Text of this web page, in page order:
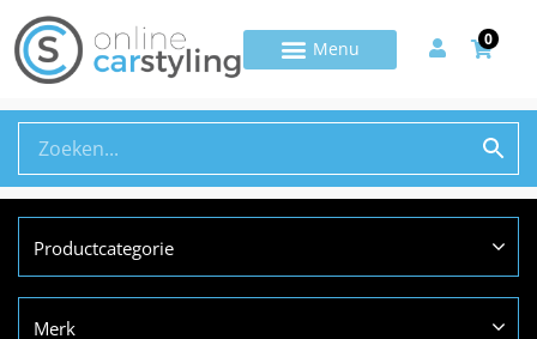
0
Productcategorie
Merk